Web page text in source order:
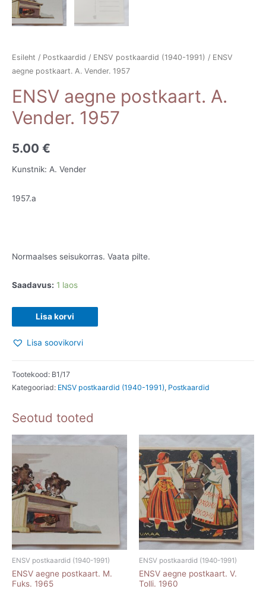
Esileht / Postkaardid / ENSV postkaardid (1940-1991) / ENSV
aegne postkaart. A. Vender. 1957
ENSV aegne postkaart. A.
Vender. 1957
5.00 €
Kunstnik: A. Vender
1957.a
Normaalses seisukorras. Vaata pilte.
Saadavus: 1 laos
aegne
postkaart.
Vender.
1957
Lisa korvi
Lisa soovikorvi
Tootekood: B1/17
Kategooriad: ENSV postkaardid (1940-1991), Postkaardid
Seotud tooted
ENSV postkaardid (1940-1991)
ENSV aegne postkaart. M.
Fuks. 1965
ENSV postkaardid (1940-1991)
ENSV aegne postkaart. V.
Tolli. 1960